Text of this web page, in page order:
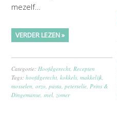
mezelf…
VERDER LEZEN »
Categorie: Hoofdgerecht Recepten
Tags:hoofdgerecht ,kokkels ,makkelijk
mosselen ,orzo ,pasta ,peterselie Prins &
Dingemanse ,snel zomer